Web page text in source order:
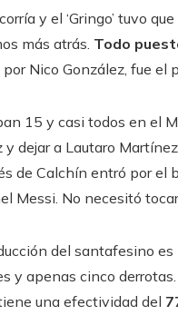
y el ‘Gringo’ tuvo
más atrás. Todo
Nico González, fue el
15 y casi todos en el
y dejar a Lautaro
de Calchín entró por el
Messi. No necesitó
del santafesino
y apenas cinco
una efectividad del